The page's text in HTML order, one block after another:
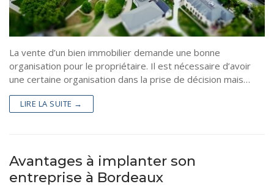
La vente d’un bien immobilier demande une bonne
organisation pour le propriétaire. Il est nécessaire d’avoir
une certaine organisation dans la prise de décision mais…
LIRE LA SUITE →
Avantages à implanter son
entreprise à Bordeaux